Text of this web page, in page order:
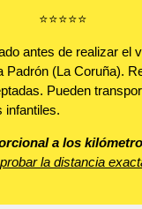
⭐️⭐️⭐️⭐️⭐️
antes de realizar el
Padrón (La Coruña).
Pueden
infantiles.
a los
la distancia